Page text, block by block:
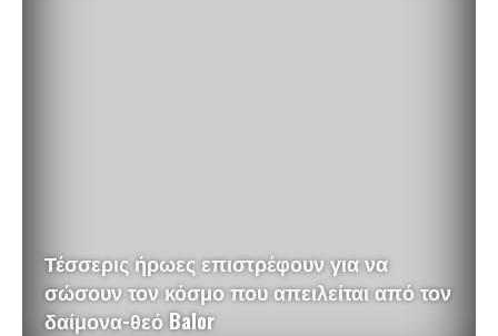
Τέσσερις ήρωες επιστρέφουν για να
σώσουν τον κόσμο που απειλείται από τον
δαίμονα-θεό Balor